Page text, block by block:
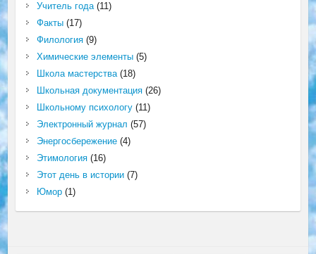
Учитель года(11)
Факты(17)
Филология(9)
Химические элементы(5)
Школа мастерства(18)
Школьная документация(26)
Школьному психологу(11)
Электронный журнал (57)
Энергосбережение(4)
Этимология(16)
Этот день в истории(7)
Юмор(1)